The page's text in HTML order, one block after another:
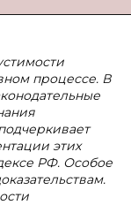
процессе. В
этих
РФ. Особое